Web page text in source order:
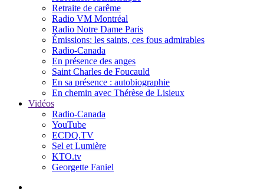
Retraite de carême
Radio VM Montréal
Radio Notre Dame Paris
Émissions: les saints, ces fous admirables
Radio-Canada
En présence des anges
Saint Charles de Foucauld
En sa présence : autobiographie
En chemin avec Thérèse de Lisieux
Vidéos
Radio-Canada
YouTube
ECDQ.TV
Sel et Lumière
KTO.tv
Georgette Faniel